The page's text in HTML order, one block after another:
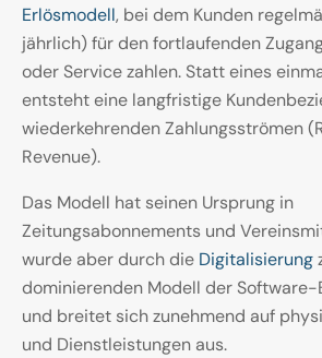
Erlösmodell, bei dem Kunden
jährlich) für den fortlaufenden
oder Service zahlen. Statt eines
entsteht eine langfristige
wiederkehrenden Zahlungsströmen
Revenue).
Das Modell hat seinen Ursprung in
Zeitungsabonnements und
wurde aber durch die Digitalisierung
dominierenden Modell der Software-
und breitet sich zunehmend auf
und Dienstleistungen aus.